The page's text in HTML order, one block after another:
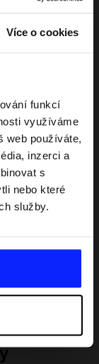
Více o cookies
funkcí
využíváme
web používáte,
inzerci a
s
nebo které
služby.